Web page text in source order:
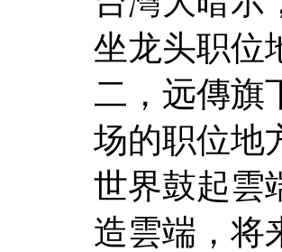
坐龙头职位
二，远傳旗
场的职位地
世界鼓起雲
造雲端，将